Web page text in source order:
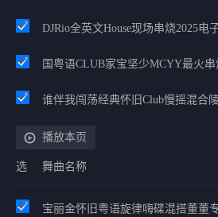
DJRio全英文House现场串烧2025电
播放本页
选 舞曲名称
宝丽金怀旧粤语旋律嗨碟混搭董董